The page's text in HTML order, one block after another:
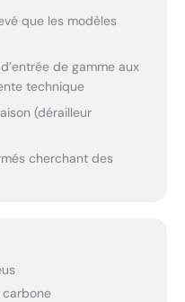
que les modèles
de gamme aux
technique
(dérailleur
cherchant des